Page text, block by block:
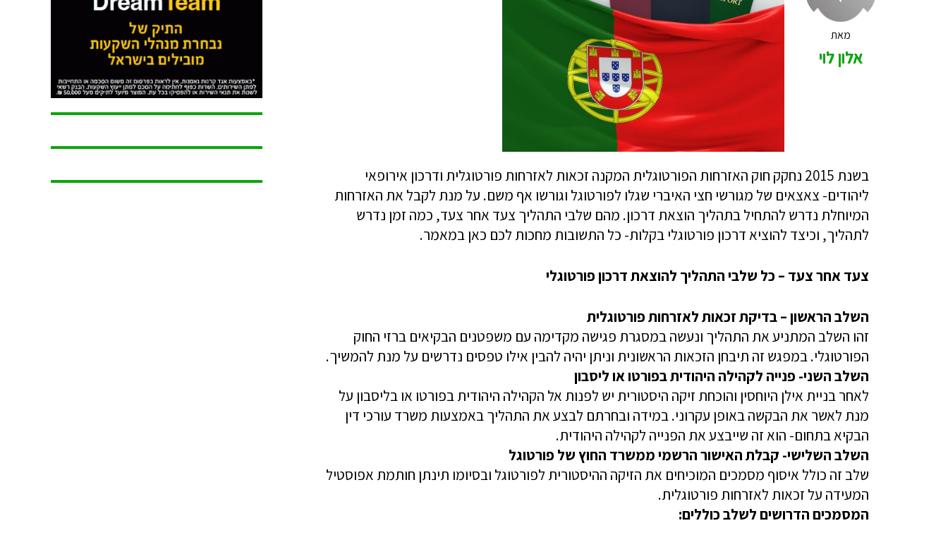
מאת
אלון לוי
בשנת 2015 נחקק חוק האזרחות הפורטוגלית המקנה זכאות לאזרחות פורטוגלית ודרכון אירופאי
ליהודים- צאצאים של מגורשי חצי האיברי שגלו לפורטוגל וגורשו אף משם. על מנת לקבל את האזרחות
המיוחלת נדרש להתחיל בתהליך הוצאת דרכון. מהם שלבי התהליך צעד אחר צעד, כמה זמן נדרש
לתהליך, וכיצד להוציא דרכון פורטוגלי בקלות- כל התשובות מחכות לכם כאן במאמר.
צעד אחר צעד – כל שלבי התהליך להוצאת דרכון פורטוגלי
השלב הראשון – בדיקת זכאות לאזרחות פורטוגלית
זהו השלב המתניע את התהליך ונעשה במסגרת פגישה מקדימה עם משפטנים הבקיאים ברזי החוק
הפורטוגלי. במפגש זה תיבחן הזכאות הראשונית וניתן יהיה להבין אילו טפסים נדרשים על מנת להמשיך.
השלב השני- פנייה לקהילה היהודית בפורטו או ליסבון
לאחר בניית אילן היוחסין והוכחת זיקה היסטורית יש לפנות אל הקהילה היהודית בפורטו או בליסבון על
מנת לאשר את הבקשה באופן עקרוני. במידה ובחרתם לבצע את התהליך באמצעות משרד עורכי דין
הבקיא בתחום- הוא זה שייבצע את הפנייה לקהילה היהודית.
השלב השלישי- קבלת האישור הרשמי ממשרד החוץ של פורטוגל
שלב זה כולל איסוף מסמכים המוכיחים את הזיקה ההיסטורית לפורטוגל ובסיומו תינתן חותמת אפוסטיל
המעידה על זכאות לאזרחות פורטוגלית.
המסמכים הדרושים לשלב כוללים: